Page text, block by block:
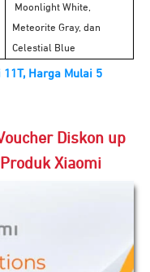
Moonlight White,
Meteorite Gray, dan
Celestial Blue
Harga Mulai 5
Diskon up
Produk Xiaomi